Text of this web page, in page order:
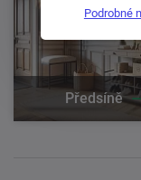
Předsíně
Podrobné